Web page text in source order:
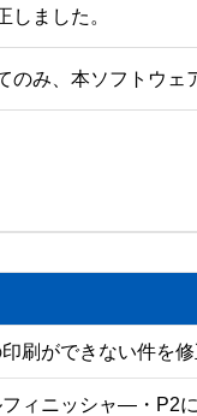
しました。
のみ、本ソフトウェ
印刷ができない件を
フィニッシャ―・P2